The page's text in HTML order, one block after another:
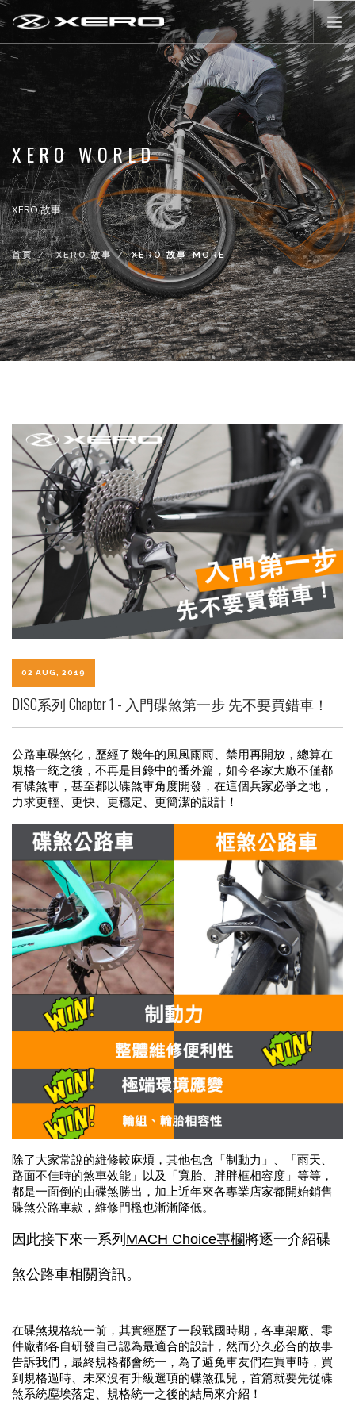
XERO WORLD
最新活動消息
登入/註冊
前往購物
LANGUAGE
XERO WORLD
XERO 故事
首頁 XERO 故事 XERO 故事-MORE
02 AUG, 2019
DISC系列 Chapter 1 - 入門碟煞第一步 先不要買錯車！
公路車碟煞化，歷經了幾年的風風雨雨、禁用再開放，總算在
規格一統之後，不再是目錄中的番外篇，如今各家大廠不僅都
有碟煞車，甚至都以碟煞車角度開發，在這個兵家必爭之地，
力求更輕、更快、更穩定、更簡潔的設計！
除了大家常說的維修較麻煩，其他包含「制動力」、「雨天、
路面不佳時的煞車效能」以及「寬胎、胖胖框相容度」等等，
都是一面倒的由碟煞勝出，加上近年來各專業店家都開始銷售
碟煞公路車款，維修門檻也漸漸降低。
因此接下來一系列 MACH Choice專欄將逐一介紹碟
煞公路車相關資訊。
在碟煞規格統一前，其實經歷了一段戰國時期，各車架廠、零
件廠都各自研發自己認為最適合的設計，然而分久必合的故事
告訴我們，最終規格都會統一，為了避免車友們在買車時，買
到規格過時、未來沒有升級選項的碟煞孤兒，首篇就要先從碟
煞系統塵埃落定、規格統一之後的結局來介紹！